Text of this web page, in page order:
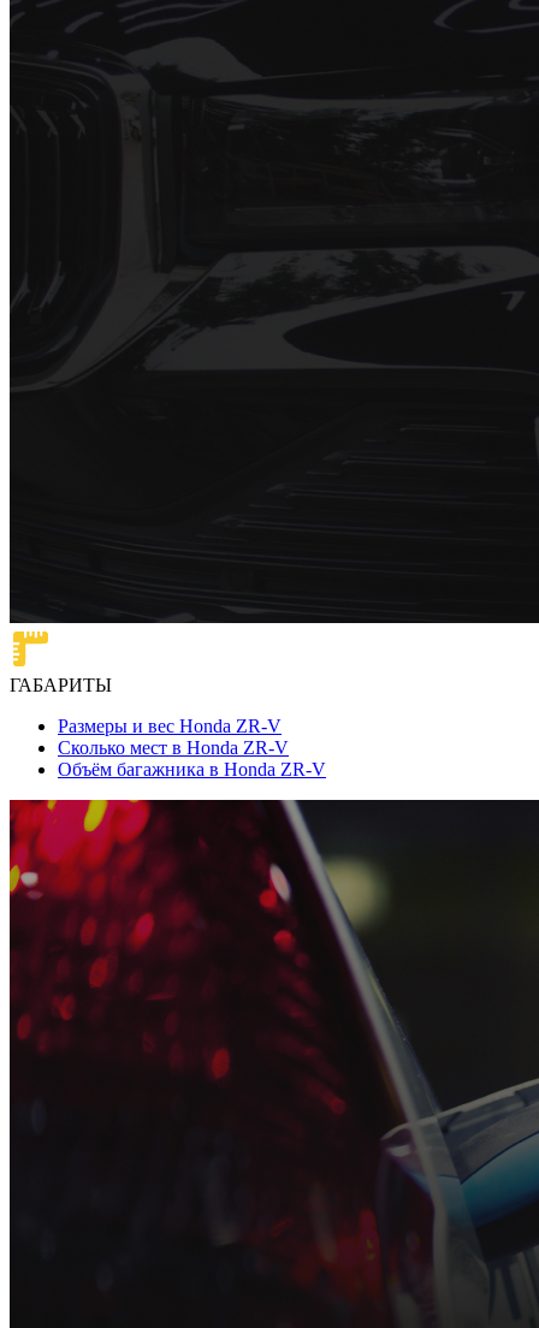
ГАБАРИТЫ
Размеры и вес Honda ZR-V
Сколько мест в Honda ZR-V
Объём багажника в Honda ZR-V